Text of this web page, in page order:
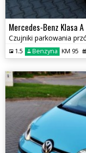
Mercedes-Benz Klasa A
1.5 Benzyna KM 95